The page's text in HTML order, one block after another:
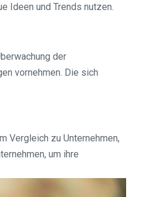
Ideen und Trends nutzen.
der
vornehmen. Die sich
Vergleich zu Unternehmen,
um ihre